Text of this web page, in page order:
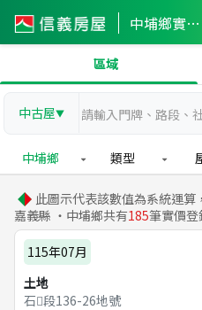
中埔鄉實價登錄
區域
中古屋▼
中埔鄉 類型
此圖示代表該數值為系統運算
嘉義縣 ・中埔鄉共有185筆實價登
115年07月
土地
石段136-26地號